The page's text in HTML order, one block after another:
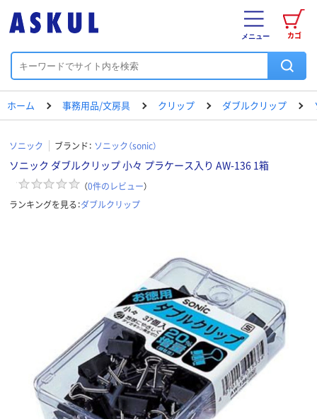
カゴ
メニュー
ホーム 事務用品/文房具 クリップ ダブルクリップ
ソニック ブランド： ソニック（sonic）
ソニック ダブルクリップ 小々 プラケース入り AW-136 1箱
（0件のレビュー）
ランキングを見る：ダブルクリップ